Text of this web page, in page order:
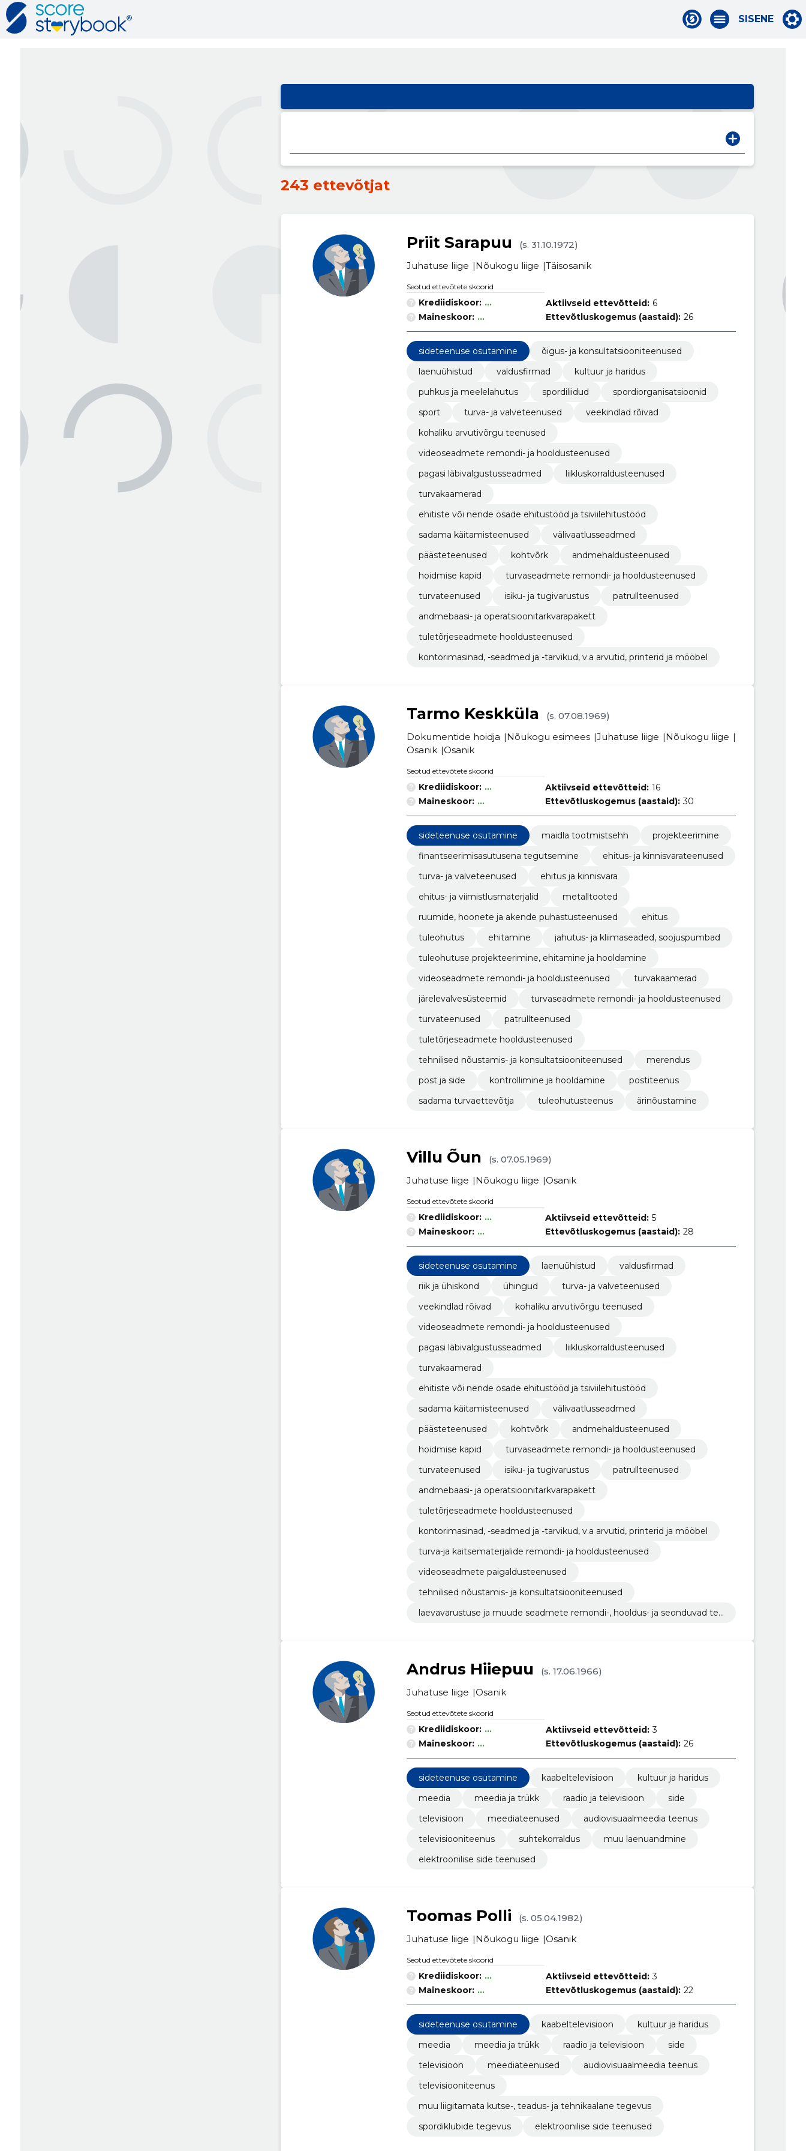
SISENE
243 ettevõtjat
Priit Sarapuu
(s. 31.10.1972)
Juhatuse liige
Nõukogu liige Täisosanik
Seotud ettevõtete skoorid
Krediidiskoor: ...
Maineskoor: ...
Aktiivseid ettevõtteid: 6
Ettevõtluskogemus (aastaid): 26
sideteenuse osutamine
õigus- ja konsultatsiooniteenused
laenuühistud
valdusfirmad
kultuur ja haridus
puhkus ja meelelahutus
spordiliidud
spordiorganisatsioonid
sport
turva- ja valveteenused
veekindlad rõivad
kohaliku arvutivõrgu teenused
videoseadmete remondi- ja hooldusteenused
pagasi läbivalgustusseadmed
liikluskorraldusteenused
turvakaamerad
ehitiste või nende osade ehitustööd ja tsiviilehitustööd
sadama käitamisteenused
välivaatlusseadmed
päästeteenused
kohtvõrk
andmehaldusteenused
hoidmise kapid
turvaseadmete remondi- ja hooldusteenused
turvateenused
isiku- ja tugivarustus
patrullteenused
andmebaasi- ja operatsioonitarkvarapakett
tuletõrjeseadmete hooldusteenused
kontorimasinad, -seadmed ja -tarvikud, v.a arvutid, printerid ja mööbel
Tarmo Keskküla
(s. 07.08.1969)
Dokumentide hoidja
Nõukogu esimees Juhatuse liige
Nõukogu liige
Osanik Osanik
Seotud ettevõtete skoorid
Krediidiskoor: ...
Maineskoor: ...
Aktiivseid ettevõtteid: 16
Ettevõtluskogemus (aastaid): 30
sideteenuse osutamine maidla tootmistsehh
projekteerimine
finantseerimisasutusena tegutsemine
ehitus- ja kinnisvarateenused
turva- ja valveteenused
ehitus ja kinnisvara
ehitus- ja viimistlusmaterjalid
metalltooted
ruumide, hoonete ja akende puhastusteenused
ehitus
tuleohutus
ehitamine
jahutus- ja kliimaseaded, soojuspumbad
tuleohutuse projekteerimine, ehitamine ja hooldamine
videoseadmete remondi- ja hooldusteenused
turvakaamerad
järelevalvesüsteemid
turvaseadmete remondi- ja hooldusteenused
turvateenused
patrullteenused
tuletõrjeseadmete hooldusteenused
tehnilised nõustamis- ja konsultatsiooniteenused
merendus
post ja side
kontrollimine ja hooldamine
postiteenus
sadama turvaettevõtja
tuleohutusteenus ärinõustamine
Villu Õun
(s. 07.05.1969)
Juhatuse liige
Nõukogu liige Osanik
Seotud ettevõtete skoorid
Krediidiskoor: ...
Maineskoor: ...
Aktiivseid ettevõtteid: 5
Ettevõtluskogemus (aastaid): 28
sideteenuse osutamine laenuühistud
valdusfirmad
riik ja ühiskond
ühingud
turva- ja valveteenused
veekindlad rõivad
kohaliku arvutivõrgu teenused
videoseadmete remondi- ja hooldusteenused
pagasi läbivalgustusseadmed
liikluskorraldusteenused
turvakaamerad
ehitiste või nende osade ehitustööd ja tsiviilehitustööd
sadama käitamisteenused
välivaatlusseadmed
päästeteenused
kohtvõrk
andmehaldusteenused
hoidmise kapid
turvaseadmete remondi- ja hooldusteenused
turvateenused
isiku- ja tugivarustus
patrullteenused
andmebaasi- ja operatsioonitarkvarapakett
tuletõrjeseadmete hooldusteenused
kontorimasinad, -seadmed ja -tarvikud, v.a arvutid, printerid ja mööbel
turva-ja kaitsematerjalide remondi- ja hooldusteenused
videoseadmete paigaldusteenused
tehnilised nõustamis- ja konsultatsiooniteenused
laevavarustuse ja muude seadmete remondi-, hooldus- ja seonduvad tee
Andrus Hiiepuu
(s. 17.06.1966)
Juhatuse liige
Osanik
Seotud ettevõtete skoorid
Krediidiskoor: ...
Maineskoor: ...
Aktiivseid ettevõtteid: 3
Ettevõtluskogemus (aastaid): 26
sideteenuse osutamine kaabeltelevisioon
kultuur ja haridus
meedia
meedia ja trükk raadio ja televisioon
side
televisioon
meediateenused
audiovisuaalmeedia teenus
televisiooniteenus
suhtekorraldus
muu laenuandmine
elektroonilise side teenused
Toomas Polli
(s. 05.04.1982)
Juhatuse liige
Nõukogu liige Osanik
Seotud ettevõtete skoorid
Krediidiskoor: ...
Maineskoor: ...
Aktiivseid ettevõtteid: 3
Ettevõtluskogemus (aastaid): 22
sideteenuse osutamine kaabeltelevisioon
kultuur ja haridus
meedia
meedia ja trükk raadio ja televisioon
side
televisioon
meediateenused
audiovisuaalmeedia teenus
televisiooniteenus
muu liigitamata kutse-, teadus- ja tehnikaalane tegevus
spordiklubide tegevus
elektroonilise side teenused